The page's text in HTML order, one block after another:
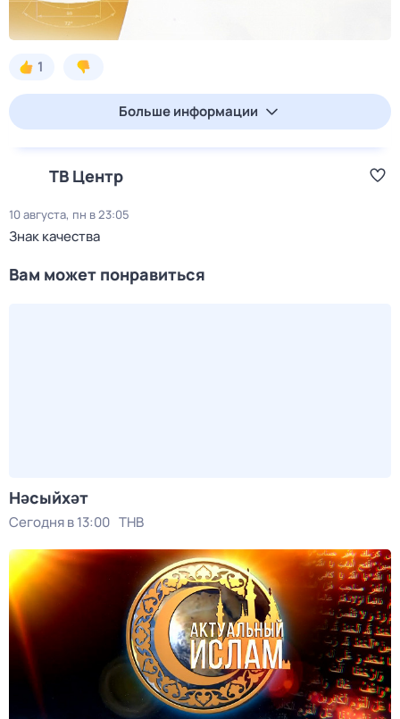
1
Больше информации
ТВ Центр
10 августа, пн в 23:05
Знак качества
Вам может понравиться
Нәсыйхәт
Сегодня в 13:00 ТНВ